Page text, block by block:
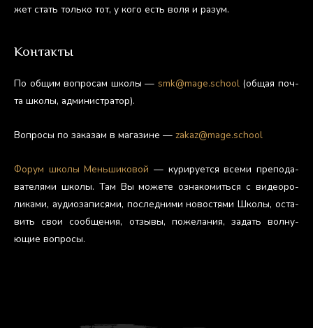
жет стать толь­ко тот, у ко­го есть во­ля и ра­зум.
Контакты
По об­щим воп­ро­сам шко­лы — smk@mage.school(об­щая поч­
та шко­лы, ад­ми­нис­тра­тор).
Воп­ро­сы по за­казам в ма­гази­не — zakaz@mage.school
Фо­рум шко­лы Мень­ши­ковой — ку­риру­ет­ся все­ми пре­пода­
вате­лями шко­лы. Там Вы мо­жете оз­на­комить­ся с ви­де­оро­
лика­ми, а­уди­оза­пися­ми, пос­ледни­ми но­вос­тя­ми Шко­лы, ос­та­
вить свои со­об­ще­ния, от­зы­вы, по­жела­ния, за­дать вол­ну­
ющие воп­ро­сы.